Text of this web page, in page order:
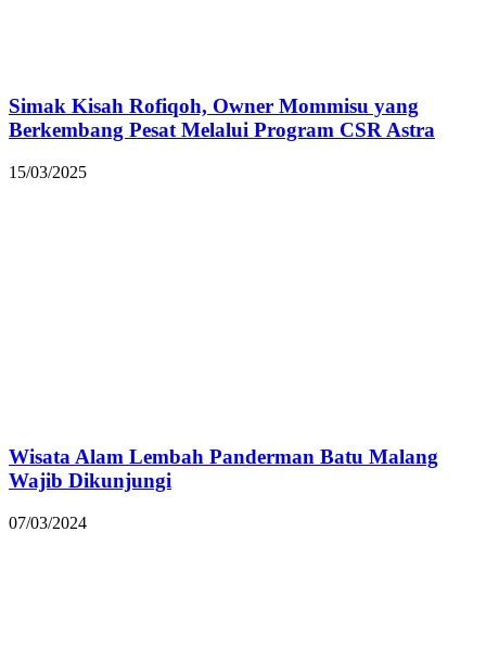
Simak Kisah Rofiqoh, Owner Mommisu yang
Berkembang Pesat Melalui Program CSR Astra
15/03/2025
Wisata Alam Lembah Panderman Batu Malang
Wajib Dikunjungi
07/03/2024